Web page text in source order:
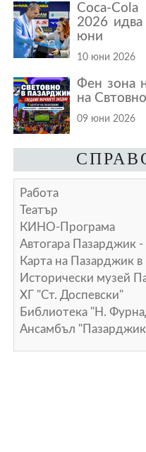
Coca-
2026
юни
10 юни 2026
Фен зона
на
09 юни 2026
Работа
Театър
КИНО-Програма
Автогара Пазарджик -
Карта на Пазарджик в
Исторически музей
ХГ "Ст. Доспевски"
Библиотека "Н.
Ансамбъл